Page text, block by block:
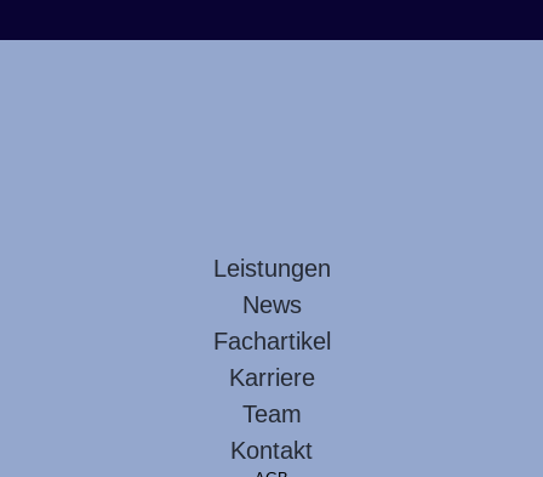
Leistungen
News
Fachartikel
Karriere
Team
Kontakt